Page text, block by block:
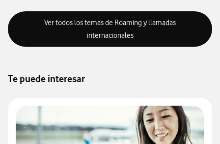
Ver todos los temas de Roaming y llamadas
internacionales
Te puede interesar